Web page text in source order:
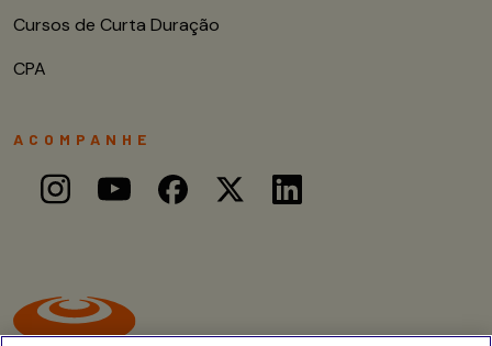
Cursos de Curta Duração
CPA
ACOMPANHE